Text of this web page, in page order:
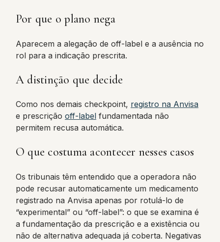
Por que o plano nega
Aparecem a alegação de off-label e a ausência no
rol para a indicação prescrita.
A distinção que decide
Como nos demais checkpoint, registro na Anvisa
e prescrição off-label fundamentada não
permitem recusa automática.
O que costuma acontecer nesses casos
Os tribunais têm entendido que a operadora não
pode recusar automaticamente um medicamento
registrado na Anvisa apenas por rotulá-lo de
“experimental” ou “off-label”: o que se examina é
a fundamentação da prescrição e a existência ou
não de alternativa adequada já coberta. Negativas